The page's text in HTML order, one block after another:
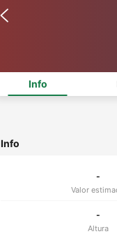
Info
Info
-
Valor
-
Altura